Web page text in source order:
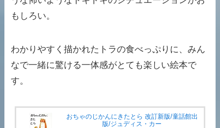
もしろい。
わかりやすく描かれたトラの食べっぷりに、みん
なで一緒に驚ける一体感がとても楽しい絵本で
す。
おちゃのじかんにきたとら 改訂新版/童話館出
版/ジュディス・カー